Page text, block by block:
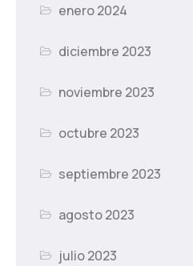
enero 2024
diciembre 2023
noviembre 2023
octubre 2023
septiembre 2023
agosto 2023
julio 2023